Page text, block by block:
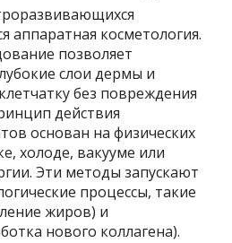
аппаратная косметология.
позволяет
слои дермы и
без повреждения
действия
основан на физических
холоде, вакууме или
Эти методы запускают
процессы, такие
жиров) и
нового коллагена).